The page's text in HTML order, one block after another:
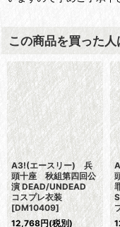
この商品を買った
A3!(エースリー) 兵
頭十座 秋組第四回公
演 DEAD/UNDEAD
コスプレ衣装
[DM10409]
12,768円(税別)